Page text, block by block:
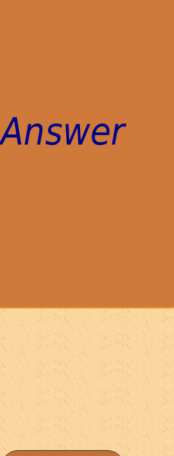
Answer